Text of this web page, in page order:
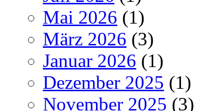
Mai 2026 (1)
März 2026 (3)
Januar 2026 (1)
Dezember 2025 (1)
November 2025 (3)